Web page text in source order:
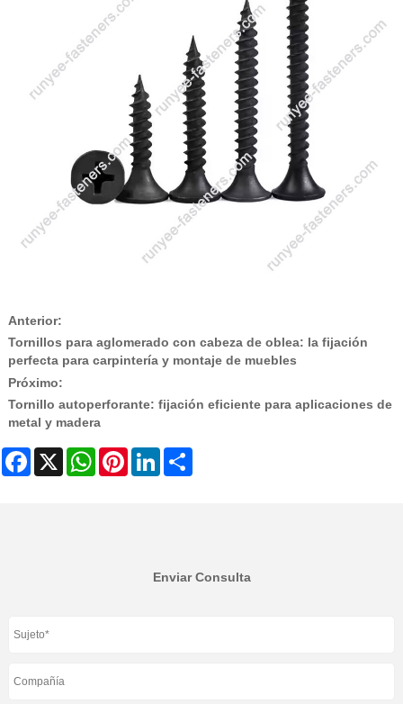
Anterior:
Tornillos para aglomerado con cabeza de oblea: la fijación
perfecta para carpintería y montaje de muebles
Próximo:
Tornillo autoperforante: fijación eficiente para aplicaciones de
metal y madera
Facebook
X WhatsAppPinterestLinkedIn
Enviar Consulta